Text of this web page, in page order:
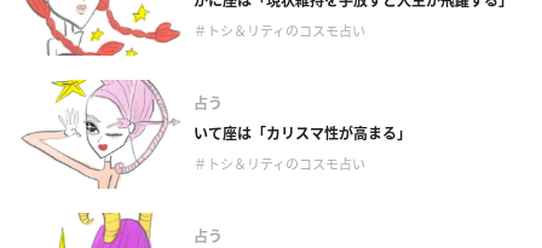
＃トシ＆リティのコスモ占い
占う
いて座は「カリスマ性が高まる」
＃トシ＆リティのコスモ占い
占う